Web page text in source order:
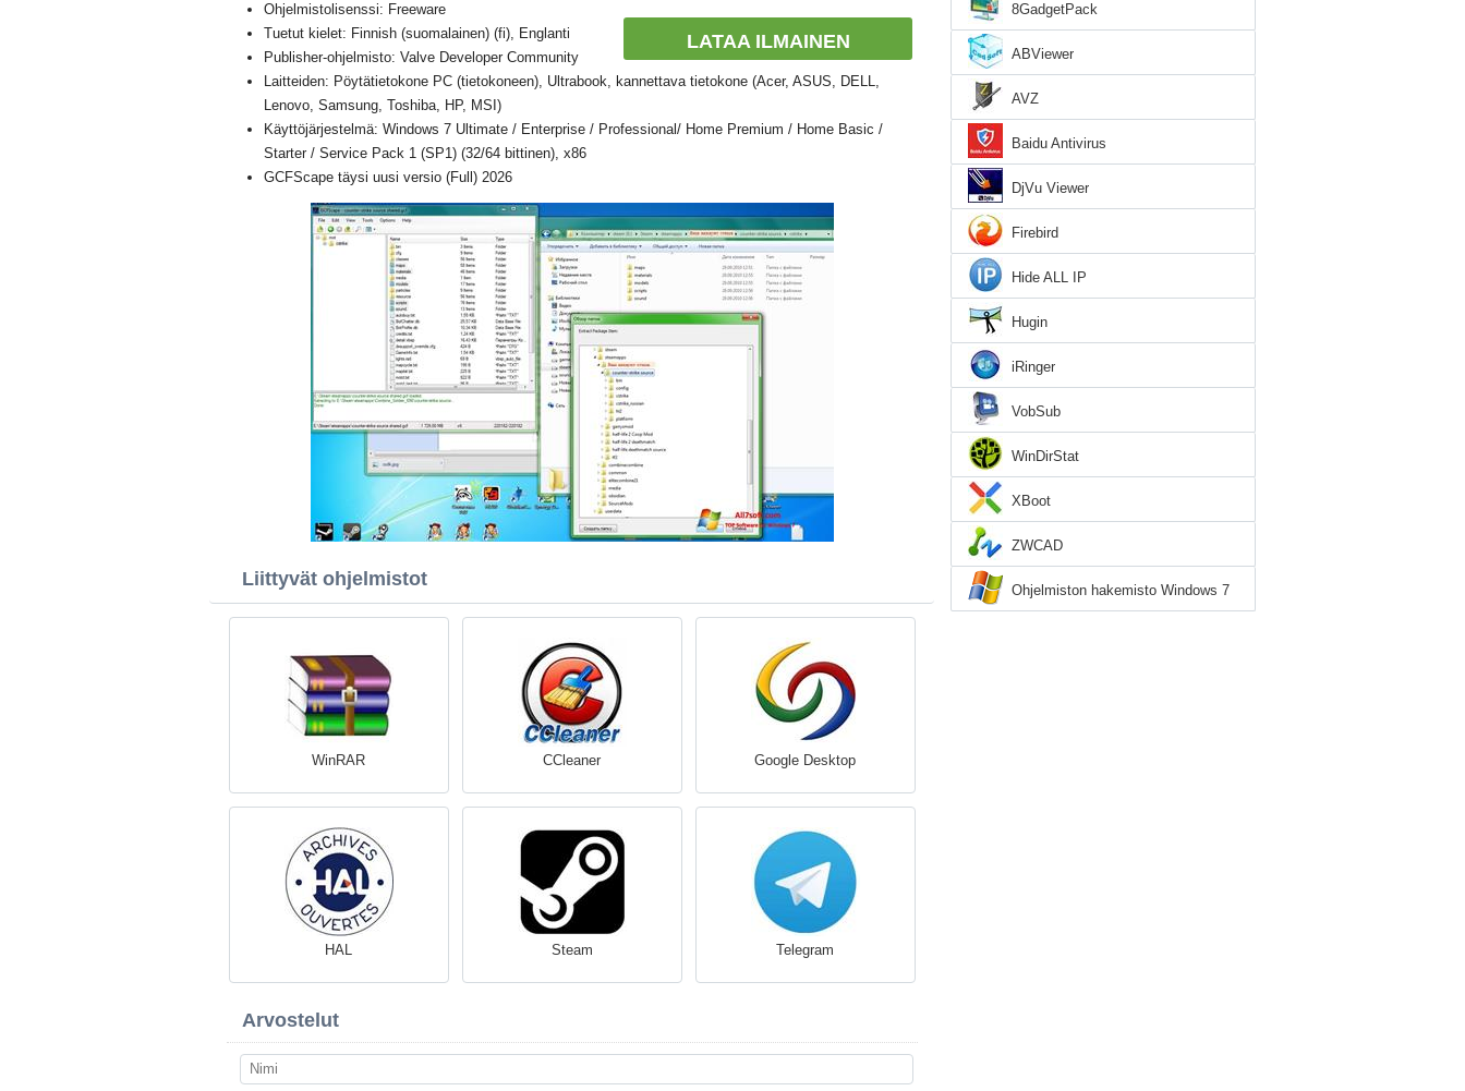
LATAA ILMAINEN
Ohjelmistolisenssi: Freeware
Tuetut kielet: Finnish (suomalainen) (fi), Englanti
Publisher-ohjelmisto: Valve Developer Community
Laitteiden: Pöytätietokone PC (tietokoneen), Ultrabook, kannettava tietokone (Acer, ASUS, DELL,
Lenovo, Samsung, Toshiba, HP, MSI)
Käyttöjärjestelmä: Windows 7 Ultimate / Enterprise / Professional/ Home Premium / Home Basic /
Starter / Service Pack 1 (SP1) (32/64 bittinen), x86
GCFScape täysi uusi versio (Full) 2026
Liittyvät ohjelmistot
WinRAR CCleaner Google Desktop
HAL Steam Telegram
Arvostelut
8GadgetPack
ABViewer
AVZ
Baidu Antivirus
DjVu Viewer
Firebird
Hide ALL IP
Hugin
iRinger
VobSub
WinDirStat
XBoot
ZWCAD
Ohjelmiston hakemisto Windows 7